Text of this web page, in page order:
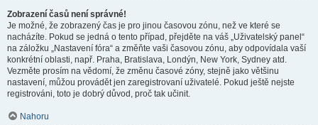
Zobrazení časů není správné!
Je možné, že zobrazený čas je pro jinou časovou zónu, než ve které se
nacházíte. Pokud se jedná o tento případ, přejděte na váš „Uživatelský panel“
na záložku „Nastavení fóra“ a změňte vaši časovou zónu, aby odpovídala vaší
konkrétní oblasti, např. Praha, Bratislava, Londýn, New York, Sydney atd.
Vezměte prosím na vědomí, že změnu časové zóny, stejně jako většinu
nastavení, můžou provádět jen zaregistrovaní uživatelé. Pokud ještě nejste
registrováni, toto je dobrý důvod, proč tak učinit.
Nahoru